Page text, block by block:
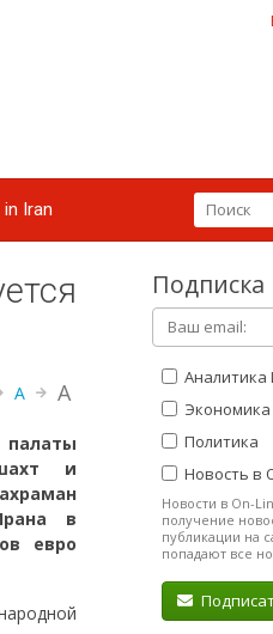
in Iran
A A
и
в
евро
Подписка
Аналитика
Экономика
Политика
Новость в
Новости в On-
получение
публикации на
попадают все